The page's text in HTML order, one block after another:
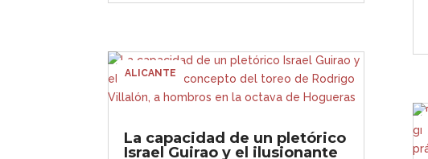
La capacidad de un pletórico
Israel Guirao y el ilusionante
ALICANTE